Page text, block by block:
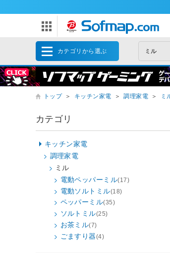
カテゴリから選ぶ
トップ ＞ キッチン家電 ＞ 調理家電 ＞ ミ
カテゴリ
キッチン家電
調理家電
ミル
電動ペッパーミル(17)
電動ソルトミル(18)
ペッパーミル(35)
ソルトミル(25)
お茶ミル(7)
ごますり器(4)